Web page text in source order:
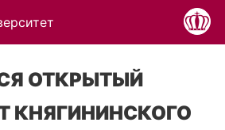
ОТКРЫТЫЙ
КНЯГИНИНСКОГО